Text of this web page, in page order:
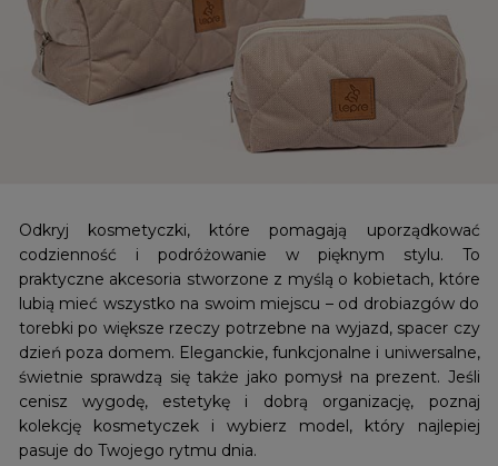
Odkryj kosmetyczki, które pomagają uporządkować
codzienność i podróżowanie w pięknym stylu. To
praktyczne akcesoria stworzone z myślą o kobietach, które
lubią mieć wszystko na swoim miejscu – od drobiazgów do
torebki po większe rzeczy potrzebne na wyjazd, spacer czy
dzień poza domem. Eleganckie, funkcjonalne i uniwersalne,
świetnie sprawdzą się także jako pomysł na prezent. Jeśli
cenisz wygodę, estetykę i dobrą organizację, poznaj
kolekcję kosmetyczek i wybierz model, który najlepiej
pasuje do Twojego rytmu dnia.